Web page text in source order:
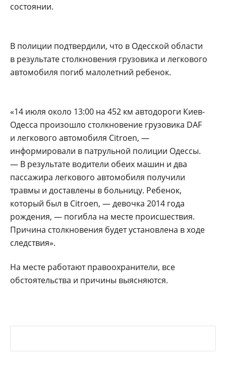
состоянии.
В полиции подтвердили, что в Одесской области
в результате столкновения грузовика и легкового
автомобиля погиб малолетний ребенок.
«14 июля около 13:00 на 452 км автодороги Киев-
Одесса произошло столкновение грузовика DAF
и легкового автомобиля Citroen, —
информировали в патрульной полиции Одессы.
— В результате водители обеих машин и два
пассажира легкового автомобиля получили
травмы и доставлены в больницу. Ребенок,
который был в Citroen, — девочка 2014 года
рождения, — погибла на месте происшествия.
Причина столкновения будет установлена в ходе
следствия».
На месте работают правоохранители, все
обстоятельства и причины выясняются.